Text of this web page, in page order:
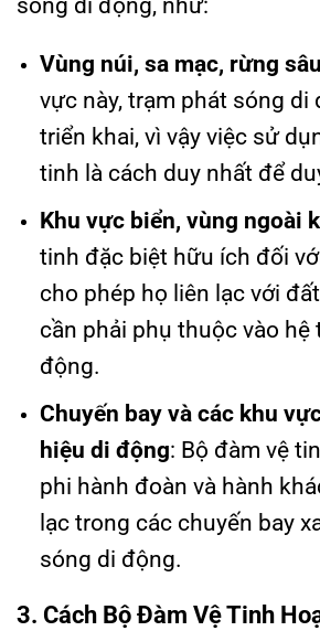
Vùng núi, sa mạc, rừng sâu
vực này, trạm phát sóng di
triển khai, vì vậy việc sử
tinh là cách duy nhất để
Khu vực biển, vùng ngoài
tinh đặc biệt hữu ích đối
cho phép họ liên lạc với
cần phải phụ thuộc vào hệ
động.
Chuyến bay và các khu
hiệu di động: Bộ đàm vệ
phi hành đoàn và hành
lạc trong các chuyến bay
sóng di động.
3. Cách Bộ Đàm Vệ Tinh